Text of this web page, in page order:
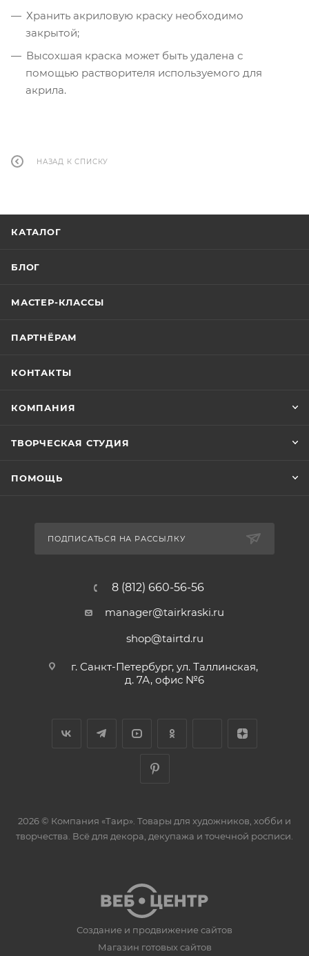
Хранить акриловую краску необходимо
закрытой;
Высохшая краска может быть удалена с
помощью растворителя используемого для
акрила.
НАЗАД К СПИСКУ
КАТАЛОГ
БЛОГ
МАСТЕР-КЛАССЫ
ПАРТНЁРАМ
КОНТАКТЫ
КОМПАНИЯ
ТВОРЧЕСКАЯ СТУДИЯ
ПОМОЩЬ
ПОДПИСАТЬСЯ НА РАССЫЛКУ
8 (812) 660-56-56
manager@tairkraski.ru
shop@tairtd.ru
г. Санкт-Петербург, ул. Таллинская,
д. 7А, офис №6
2026 © Компания «Таир». Товары для художников, хобби и
творчества. Всё для декора, декупажа и точечной росписи.
Создание и продвижение сайтов
Магазин готовых сайтов